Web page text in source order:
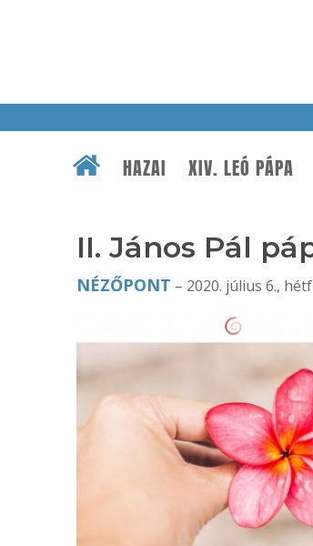
HAZAI XIV. LEÓ PÁPA
II. János Pál
NÉZŐPONT – 2020. július 6.,